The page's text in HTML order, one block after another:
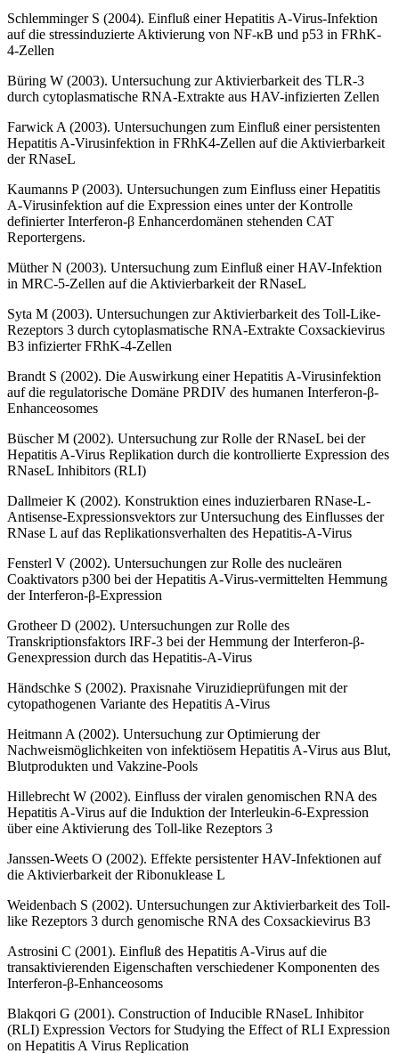
Schlemminger S (2004). Einfluß einer Hepatitis A-Virus-Infektion
auf die stressinduzierte Aktivierung von NF-κB und p53 in FRhK-
4-Zellen
Büring W (2003). Untersuchung zur Aktivierbarkeit des TLR-3
durch cytoplasmatische RNA-Extrakte aus HAV-infizierten Zellen
Farwick A (2003). Untersuchungen zum Einfluß einer persistenten
Hepatitis A-Virusinfektion in FRhK4-Zellen auf die Aktivierbarkeit
der RNaseL
Kaumanns P (2003). Untersuchungen zum Einfluss einer Hepatitis
A-Virusinfektion auf die Expression eines unter der Kontrolle
definierter Interferon-β Enhancerdomänen stehenden CAT
Reportergens.
Müther N (2003). Untersuchung zum Einfluß einer HAV-Infektion
in MRC-5-Zellen auf die Aktivierbarkeit der RNaseL
Syta M (2003). Untersuchungen zur Aktivierbarkeit des Toll-Like-
Rezeptors 3 durch cytoplasmatische RNA-Extrakte Coxsackievirus
B3 infizierter FRhK-4-Zellen
Brandt S (2002). Die Auswirkung einer Hepatitis A-Virusinfektion
auf die regulatorische Domäne PRDIV des humanen Interferon-β-
Enhanceosomes
Büscher M (2002). Untersuchung zur Rolle der RNaseL bei der
Hepatitis A-Virus Replikation durch die kontrollierte Expression des
RNaseL Inhibitors (RLI)
Dallmeier K (2002). Konstruktion eines induzierbaren RNase-L-
Antisense-Expressionsvektors zur Untersuchung des Einflusses der
RNase L auf das Replikationsverhalten des Hepatitis-A-Virus
Fensterl V (2002). Untersuchungen zur Rolle des nucleären
Coaktivators p300 bei der Hepatitis A-Virus-vermittelten Hemmung
der Interferon-β-Expression
Grotheer D (2002). Untersuchungen zur Rolle des
Transkriptionsfaktors IRF-3 bei der Hemmung der Interferon-β-
Genexpression durch das Hepatitis-A-Virus
Händschke S (2002). Praxisnahe Viruzidieprüfungen mit der
cytopathogenen Variante des Hepatitis A-Virus
Heitmann A (2002). Untersuchung zur Optimierung der
Nachweismöglichkeiten von infektiösem Hepatitis A-Virus aus Blut,
Blutprodukten und Vakzine-Pools
Hillebrecht W (2002). Einfluss der viralen genomischen RNA des
Hepatitis A-Virus auf die Induktion der Interleukin-6-Expression
über eine Aktivierung des Toll-like Rezeptors 3
Janssen-Weets O (2002). Effekte persistenter HAV-Infektionen auf
die Aktivierbarkeit der Ribonuklease L
Weidenbach S (2002). Untersuchungen zur Aktivierbarkeit des Toll-
like Rezeptors 3 durch genomische RNA des Coxsackievirus B3
Astrosini C (2001). Einfluß des Hepatitis A-Virus auf die
transaktivierenden Eigenschaften verschiedener Komponenten des
Interferon-β-Enhanceosoms
Blakqori G (2001). Construction of Inducible RNaseL Inhibitor
(RLI) Expression Vectors for Studying the Effect of RLI Expression
on Hepatitis A Virus Replication